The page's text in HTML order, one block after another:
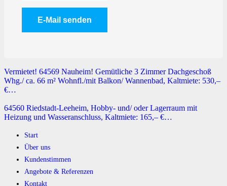
Vermietet! 64569 Nauheim! Gemütliche 3 Zimmer Dachgeschoß
Whg./ ca. 66 m² Wohnfl./mit Balkon/ Wannenbad, Kaltmiete: 530,–
€…
64560 Riedstadt-Leeheim, Hobby- und/ oder Lagerraum mit
Heizung und Wasseranschluss, Kaltmiete: 165,– €…
Start
Über uns
Kundenstimmen
Angebote & Referenzen
Kontakt